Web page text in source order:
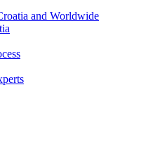
and Worldwide